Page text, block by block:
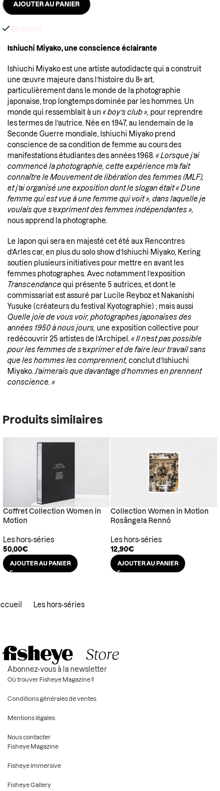
AJOUTER AU PANIER
Ishiuchi Miyako, une conscience éclairante
Ishiuchi Miyako est une artiste autodidacte qui a construit
une œuvre majeure dans l’histoire du 8e art,
particulièrement dans le monde de la photographie
japonaise, trop longtemps dominée par les hommes. Un
monde qui ressemblait à un « boy’s club », pour reprendre
les termes de l’autrice. Née en 1947, au lendemain de la
Seconde Guerre mondiale, Ishiuchi Miyako prend
conscience de sa condition de femme au cours des
manifestations étudiantes des années 1968. «Lorsque j’ai
commencé la photographie, cette expérience m’a fait
connaître le Mouvement de libération des femmes (MLF),
et j’ai organisé une exposition dont le slogan était « D’une
femme qui est vue à une femme qui voit », dans laquelle je
voulais que s’expriment des femmes indépendantes»,
nous apprend la photographe.
Le Japon qui sera en majesté cet été aux Rencontres
d’Arles car, en plus du solo show d’Ishiuchi Miyako, Kering
soutien plusieurs initiatives pour mettre en avant les
femmes photographes. Avec notamment l’exposition
Transcendance qui présente 5 autrices, et dont le
commissariat est assuré par Lucile Reyboz et Nakanishi
Yusuke (créateurs du festival Kyotographie) ; mais aussi
Quelle joie de vous voir, photographes japonaises des
années 1950 à nous jours, une exposition collective pour
redécouvrir 25 artistes de l’Archipel. « Il n’est pas possible
pour les femmes de s’exprimer et de faire leur travail sans
que les hommes les comprennent, conclut d’Ishiuchi
Miyako.J’aimerais que davantage d’hommes en prennent
conscience. »
Produits similaires
Coffret Collection Women in
Motion
Les hors-séries
50,00€
AJOUTER AU PANIER
Collection Women in Motion
Rosângela Rennó
Les hors-séries
12,90€
AJOUTER AU PANIER
Les hors-séries
Abonnez-vous à la newsletter
Où trouver Fisheye Magazine ?
Conditions générales de ventes
Mentions légales
Nous contacter
Fisheye Magazine
Fisheye Immersive
Fisheye Gallery